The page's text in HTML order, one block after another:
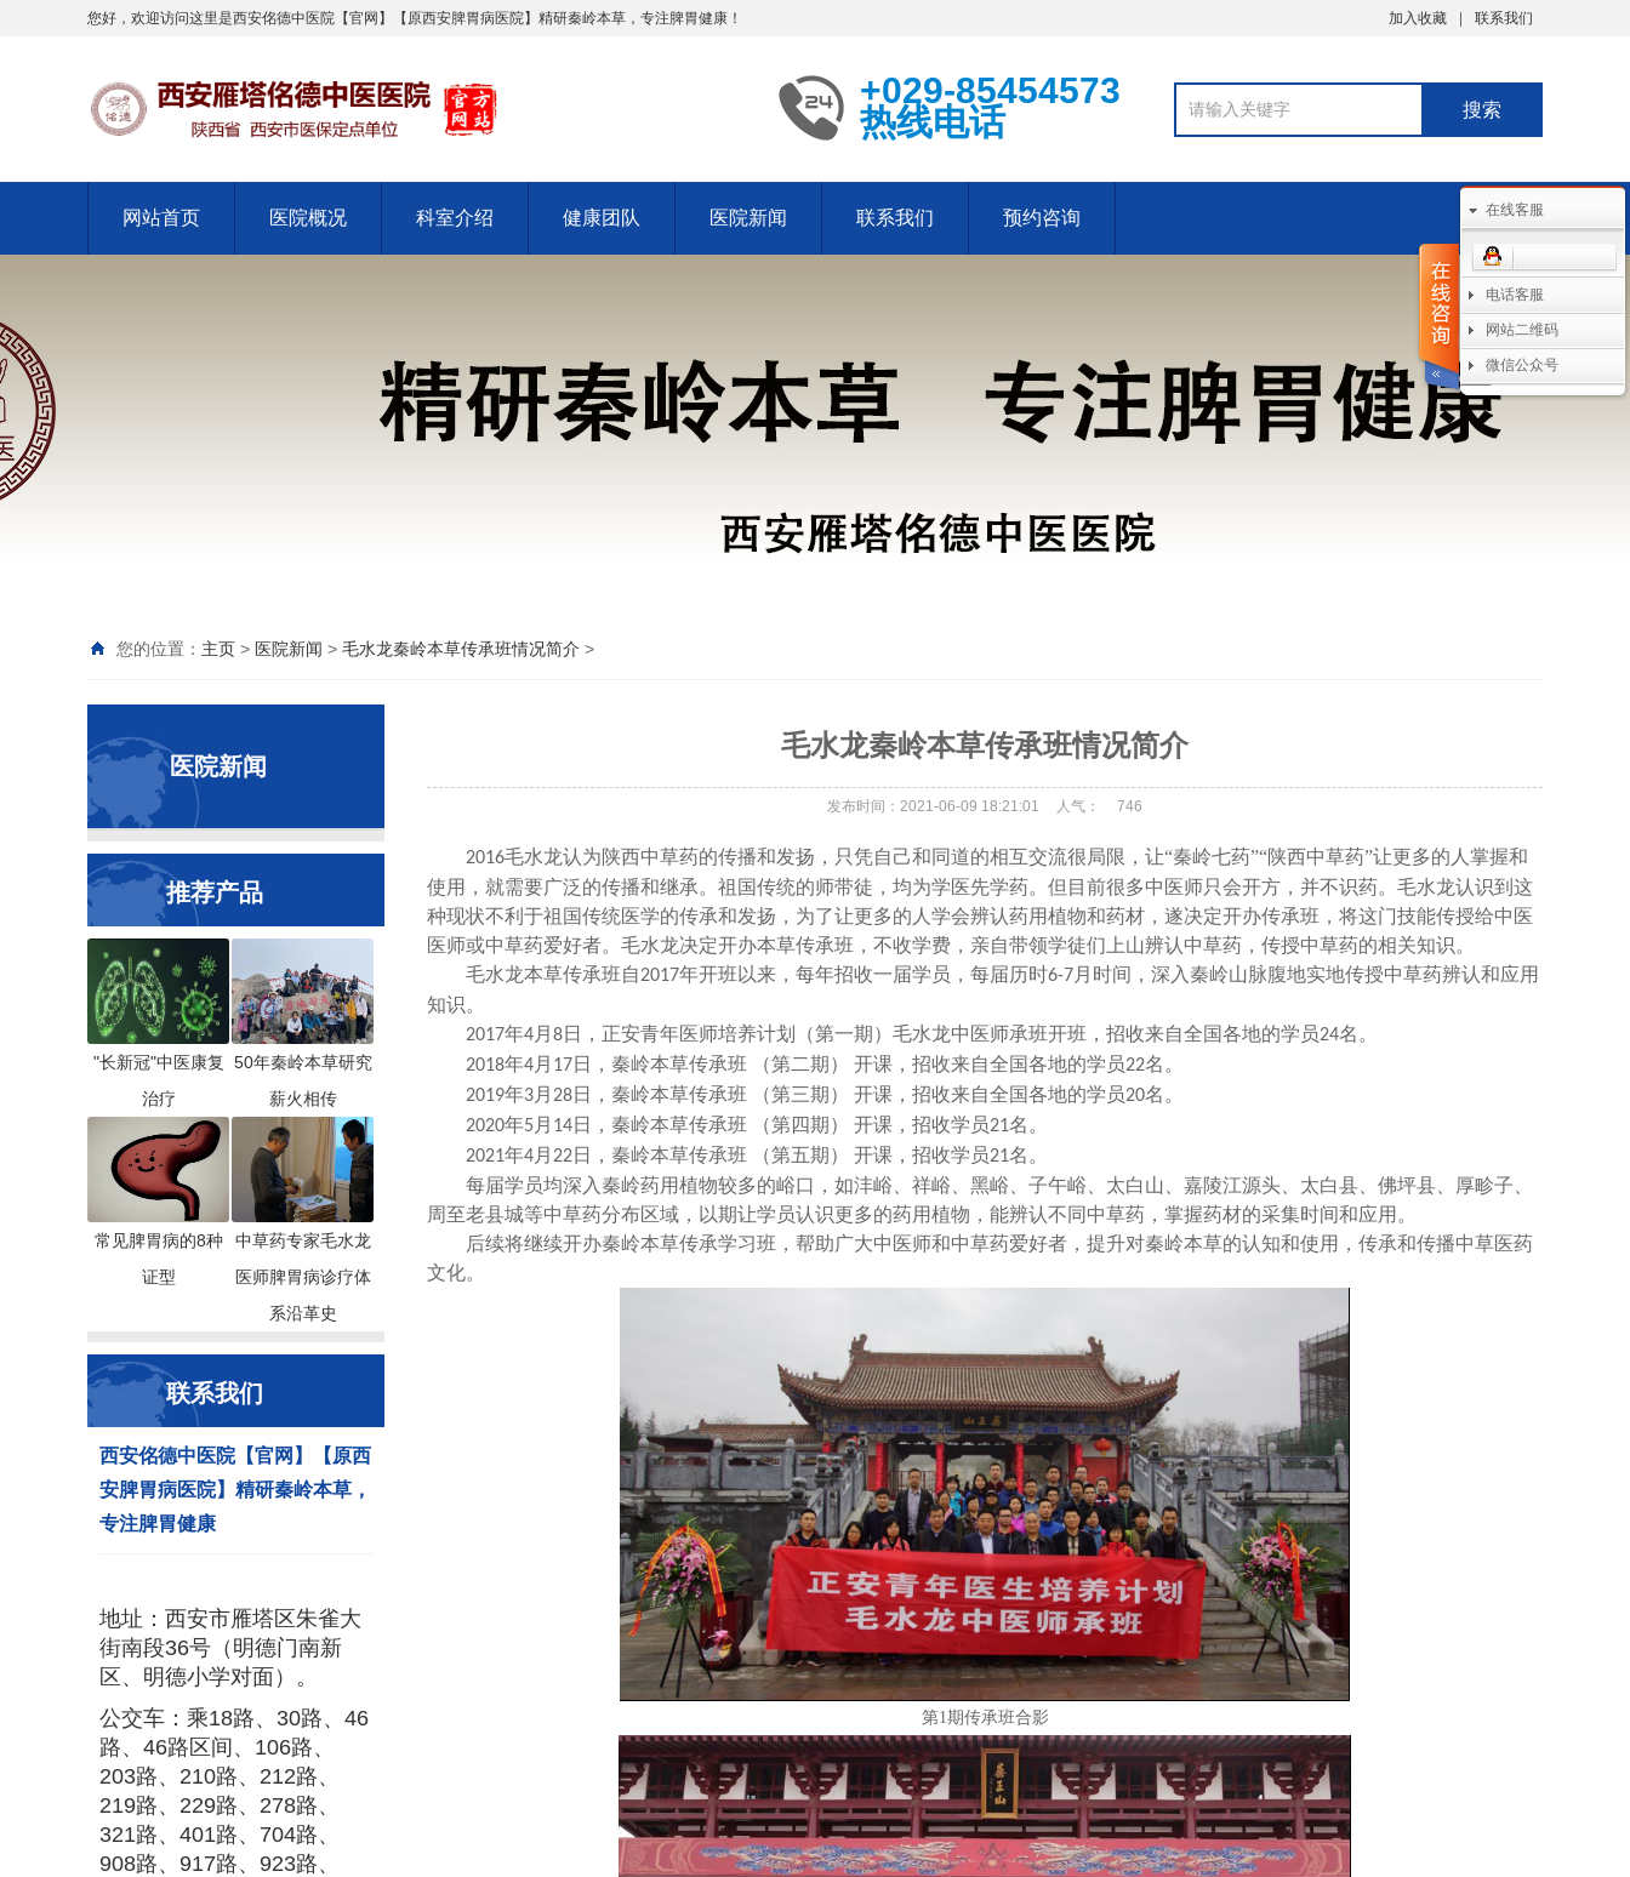
您好，欢迎访问这里是西安佲德中医院【官网】【原西安脾胃病医院】精研秦岭本草，专注脾胃健康！ 加入收藏 联系我们
+029-85454573
热线电话
网站首页 医院概况 科室介绍 健康团队 医院新闻 联系我们 预约咨询
您的位置： 主页 > 医院新闻 > 毛水龙秦岭本草传承班情况简介 >
医院新闻
推荐产品
"长新冠"中医康复
治疗
50年秦岭本草研究
薪火相传
常见脾胃病的8种
证型
中草药专家毛水龙
医师脾胃病诊疗体
系沿革史
联系我们
西安佲德中医院【官网】【原西
安脾胃病医院】精研秦岭本草，
专注脾胃健康
地址：西安市雁塔区朱雀大
街南段36号（明德门南新
区、明德小学对面）。
公交车：乘18路、30路、46
路、46路区间、106路、
203路、210路、212路、
219路、229路、278路、
321路、401路、704路、
908路、917路、923路、
毛水龙秦岭本草传承班情况简介
发布时间：2021-06-09 18:21:01 人气： 746
2016毛水龙认为陕西中草药的传播和发扬，只凭自己和同道的相互交流很局限，让“秦岭七药”“陕西中草药”让更多的人掌握和
使用， 就需要广泛的传播和继承。 祖国传统的师带徒，均为学医先学药。但目前很多中医师只会开方，并不识药。毛水龙认识到这
种现状不利于祖国传统医学的传承和发扬，为了让更多的人学会辨认药用植物和药材，遂决定开办传承班，将这门技能传授给中医
医师或中草药爱好者。毛水龙决定开办本草传承班，不收学费， 亲自带领学徒们上山辨认中草药，传授中草药的相关知识 。
毛水龙本草传承班自2017年开班以来，每年招收一届学员，每届历时6-7月时间，深入秦岭山脉腹地实地传授中草药辨认和应用
知识。
2017年4月 8日，正安青年医师培养计划（第一期）毛水龙中医师承班开班，招收来自全国各地的学员24名。
2018年4月 17日，秦岭本草传承班 （第二期） 开课，招收来自全国各地的学员22名。
2019年3月 28日，秦岭本草传承班 （第三期） 开课，招收来自全国各地的学员20名。
2020年5 月 14日，秦岭本草传承班 （第四期） 开课，招收学员21名。
2021年4月 22日，秦岭本草传承班 （第五期） 开课，招收学员21名。
每届学员均深入秦岭药用植物较多的峪口，如沣峪、祥峪、黑峪、子午峪、太白山、嘉陵江源头、太白县、佛坪县、厚畛子、
周至老县城等中草药分布区域，以期让学员认识更多的药用植物，能辨认不同中草药，掌握药材的采集时间和应用。
后续将继续开办秦岭本草传承学习班，帮助广大中医师和中草药爱好者，提升对秦岭本草的认知和使用，传承和传播中草医药
文化。
第1期传承班合影
在线客服
电话客服
网站二维码
微信公众号